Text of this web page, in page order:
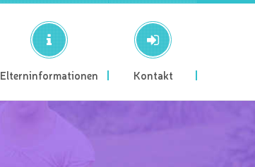
Elterninformationen Kontakt